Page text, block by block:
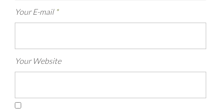
Your E-mail *
Your Website